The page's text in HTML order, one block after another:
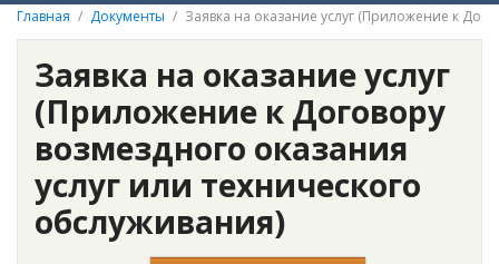
Главная Документы Заявка на оказание услуг (Приложение к
Заявка на оказание услуг
(Приложение к Договору
возмездного оказания
услуг или технического
обслуживания)